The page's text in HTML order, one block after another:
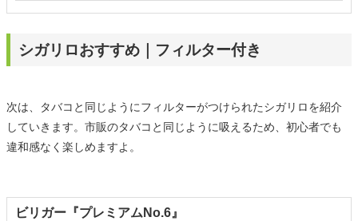
シガリロおすすめ｜フィルター付き
次は、タバコと同じようにフィルターがつけられたシガリロを紹介
していきます。市販のタバコと同じように吸えるため、初心者でも
違和感なく楽しめますよ。
ビリガー『プレミアムNo.6』